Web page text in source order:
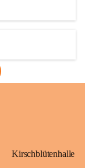
Kirschblütenhalle